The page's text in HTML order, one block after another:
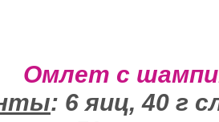
Омлет с
: 6 яиц, 40 г